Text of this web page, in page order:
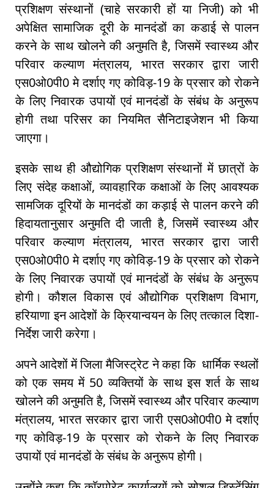
प्रशिक्षण संस्थानों (चाहे सरकारी हों या निजी) को भी
अपेक्षित सामाजिक दूरी के मानदंडों का कडाई से पालन
करने के साथ खोलने की अनुमति है, जिसमें स्वास्थ्य और
परिवार कल्याण मंत्रालय, भारत सरकार द्वारा जारी
एस0ओ0पी0 मे दर्शाए गए कोविड़-19 के प्रसार को रोकने
के लिए निवारक उपायों एवं मानदंडों के संबंध के अनुरूप
होगी तथा परिसर का नियमित सैनिटाइजेशन भी किया
जाएगा।
इसके साथ ही औद्योगिक प्रशिक्षण संस्थानों में छात्रों के
लिए संदेह कक्षाओं, व्यावहारिक कक्षाओं के लिए आवश्यक
सामजिक दूरियों के मानदंडों का कड़ाई से पालन करने की
हिदायतानुसार अनुमति दी जाती है, जिसमें स्वास्थ्य और
परिवार कल्याण मंत्रालय, भारत सरकार द्वारा जारी
एस0ओ0पी0 मे दर्शाए गए कोविड़-19 के प्रसार को रोकने
के लिए निवारक उपायों एवं मानदंडों के संबंध के अनुरूप
होगी। कौशल विकास एवं औद्योगिक प्रशिक्षण विभाग,
हरियाणा इन आदेशों के क्रियान्वयन के लिए तत्काल दिशा-
निर्देश जारी करेगा।
अपने आदेशों में जिला मैजिस्ट्रेट ने कहा कि धार्मिक स्थलों
को एक समय में 50 व्यक्तियों के साथ इस शर्त के साथ
खोलने की अनुमति है, जिसमें स्वास्थ्य और परिवार कल्याण
मंत्रालय, भारत सरकार द्वारा जारी एस0ओ0पी0 मे दर्शाए
गए कोविड़-19 के प्रसार को रोकने के लिए निवारक
उपायों एवं मानदंडों के संबंध के अनुरूप होगी।